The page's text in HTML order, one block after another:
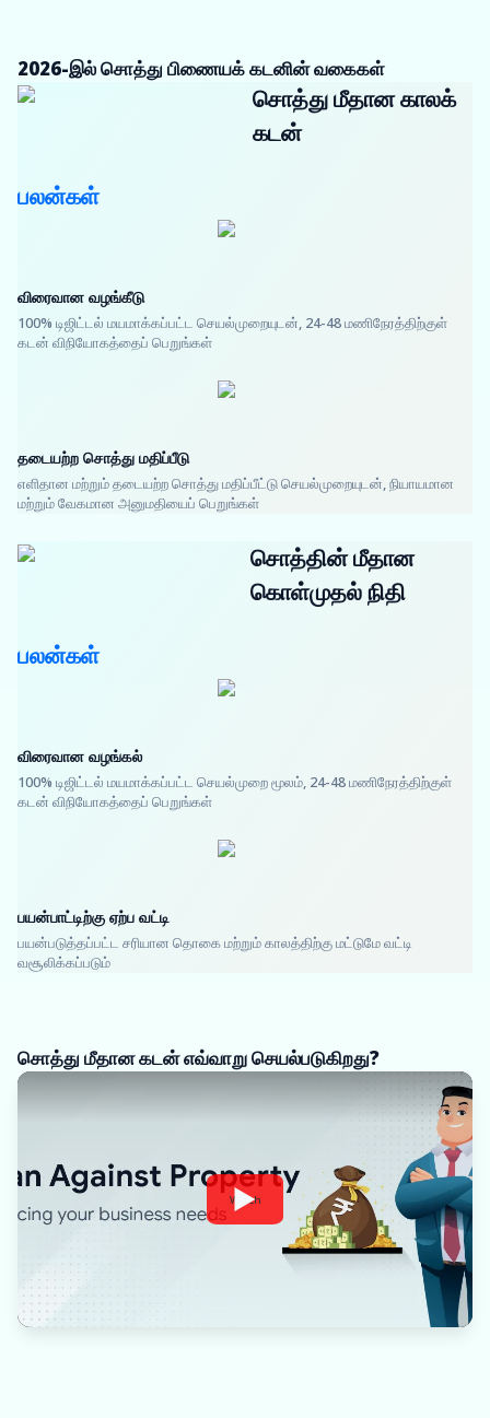
2026-இல் சொத்து பிணையக் கடனின் வகைகள்
சொத்து மீதான காலக்
கடன்
பலன்கள்
விரைவான வழங்கீடு
100% டிஜிட்டல் மயமாக்கப்பட்ட செயல்முறையுடன், 24-48 மணிநேரத்திற்குள்
கடன் விநியோகத்தைப் பெறுங்கள்
தடையற்ற சொத்து மதிப்பீடு
எளிதான மற்றும் தடையற்ற சொத்து மதிப்பீட்டு செயல்முறையுடன், நியாயமான
மற்றும் வேகமான அனுமதியைப் பெறுங்கள்
சொத்தின் மீதான
கொள்முதல் நிதி
பலன்கள்
விரைவான வழங்கல்
100% டிஜிட்டல் மயமாக்கப்பட்ட செயல்முறை மூலம், 24-48 மணிநேரத்திற்குள்
கடன் விநியோகத்தைப் பெறுங்கள்
பயன்பாட்டிற்கு ஏற்ப வட்டி
பயன்படுத்தப்பட்ட சரியான தொகை மற்றும் காலத்திற்கு மட்டுமே வட்டி
வசூலிக்கப்படும்
சொத்து மீதான கடன் எவ்வாறு செயல்படுகிறது?
Watch